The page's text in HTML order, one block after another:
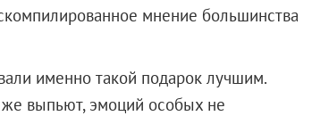
мнение большинства
именно такой подарок лучшим.
же выпьют, эмоций особых не